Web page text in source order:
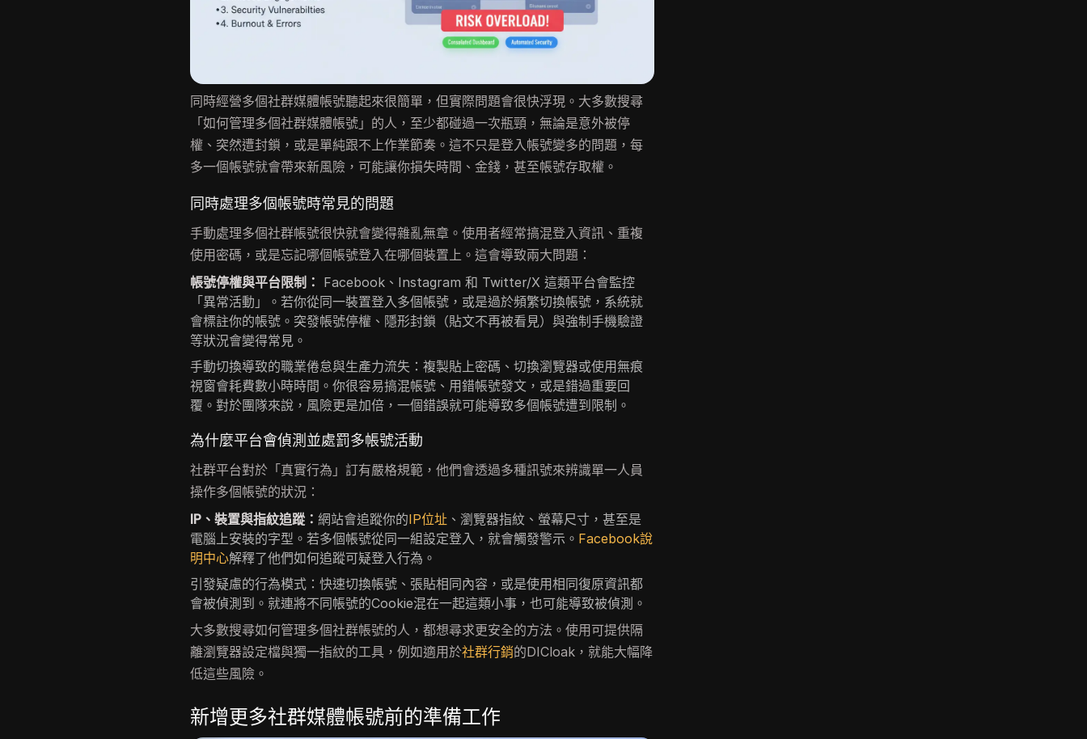
同時經營多個社群媒體帳號聽起來很簡單，但實際問題會很快浮現。大多數搜尋
「如何管理多個社群媒體帳號」的人，至少都碰過一次瓶頸，無論是意外被停
權、突然遭封鎖，或是單純跟不上作業節奏。這不只是登入帳號變多的問題，每
多一個帳號就會帶來新風險，可能讓你損失時間、金錢，甚至帳號存取權。
同時處理多個帳號時常見的問題
手動處理多個社群帳號很快就會變得雜亂無章。使用者經常搞混登入資訊、重複
使用密碼，或是忘記哪個帳號登入在哪個裝置上。這會導致兩大問題：
帳號停權與平台限制： Facebook、Instagram 和 Twitter/X 這類平台會監控
「異常活動」。若你從同一裝置登入多個帳號，或是過於頻繁切換帳號，系統就
會標註你的帳號。突發帳號停權、隱形封鎖（貼文不再被看見）與強制手機驗證
等狀況會變得常見。
手動切換導致的職業倦怠與生產力流失：複製貼上密碼、切換瀏覽器或使用無痕
視窗會耗費數小時時間。你很容易搞混帳號、用錯帳號發文，或是錯過重要回
覆。對於團隊來說，風險更是加倍，一個錯誤就可能導致多個帳號遭到限制。
為什麼平台會偵測並處罰多帳號活動
社群平台對於「真實行為」訂有嚴格規範，他們會透過多種訊號來辨識單一人員
操作多個帳號的狀況：
IP、裝置與指紋追蹤：網站會追蹤你的IP位址 、瀏覽器指紋、螢幕尺寸，甚至是
電腦上安裝的字型。若多個帳號從同一組設定登入，就會觸發警示。 Facebook說
明中心解釋了他們如何追蹤可疑登入行為。
引發疑慮的行為模式：快速切換帳號、張貼相同內容，或是使用相同復原資訊都
會被偵測到。就連將不同帳號的Cookie混在一起這類小事，也可能導致被偵測。
大多數搜尋如何管理多個社群帳號的人，都想尋求更安全的方法。使用可提供隔
離瀏覽器設定檔與獨一指紋的工具，例如適用於社群行銷的DICloak，就能大幅降
低這些風險。
新增更多社群媒體帳號前的準備工作